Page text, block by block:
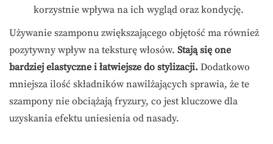
korzystnie wpływa na ich wygląd oraz kondycję.
Używanie szamponu zwiększającego objętość ma również
pozytywny wpływ na teksturę włosów. Stają się one
bardziej elastyczne i łatwiejsze do stylizacji. Dodatkowo
mniejsza ilość składników nawilżających sprawia, że te
szampony nie obciążają fryzury, co jest kluczowe dla
uzyskania efektu uniesienia od nasady.